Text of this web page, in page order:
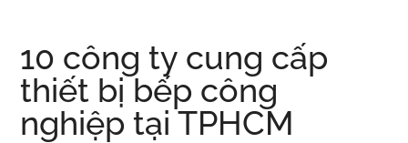
10 công ty cung cấp
thiết bị bếp công
nghiệp tại TPHCM